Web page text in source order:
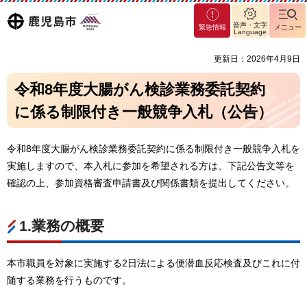
鹿児島
マグ
マシ
緊急情報
音声・文字
Language
メニュー
更新日：2026年4月9日
令和8年度大腸がん検診業務委託契約
に係る制限付き一般競争入札（公告）
令和8年度大腸がん検診業務委託契約に係る制限付き一般競争入札を
実施しますので、本入札に参加を希望される方は、下記公告文等を
確認の上、参加資格審査申請書及び関係書類を提出してください。
1.業務の概要
本市職員を対象に実施する2日法による便潜血反応検査及びこれに付
随する業務を行うものです。